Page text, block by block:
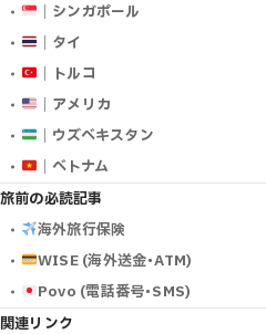
｜シンガポール
｜タイ
｜トルコ
｜アメリカ
｜ウズベキスタン
｜ベトナム
旅前の必読記事
海外旅行保険
WISE (海外送金･ATM)
Povo (電話番号･SMS)
関連リンク